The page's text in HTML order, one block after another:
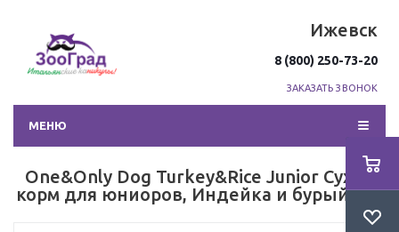
Ижевск
8 (800) 250-73-20
ЗАКАЗАТЬ ЗВОНОК
МЕНЮ
One&Only Dog Turkey&Rice Junior Сухой
корм для юниоров, Индейка и бурый рис